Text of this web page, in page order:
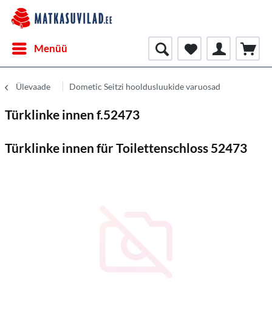
Menüü
Ülevaade Dometic Seitzi hooldusluukide varuosad
Türklinke innen f.52473
Türklinke innen für Toilettenschloss 52473